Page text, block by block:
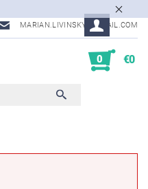
MARIAN.LIVINSKY@GMAIL.COM
0 €0